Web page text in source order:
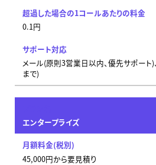
0.1円
メール(原則3営業日以内、優先サポート
まで)
エンタープライズ
45,000円から要見積り